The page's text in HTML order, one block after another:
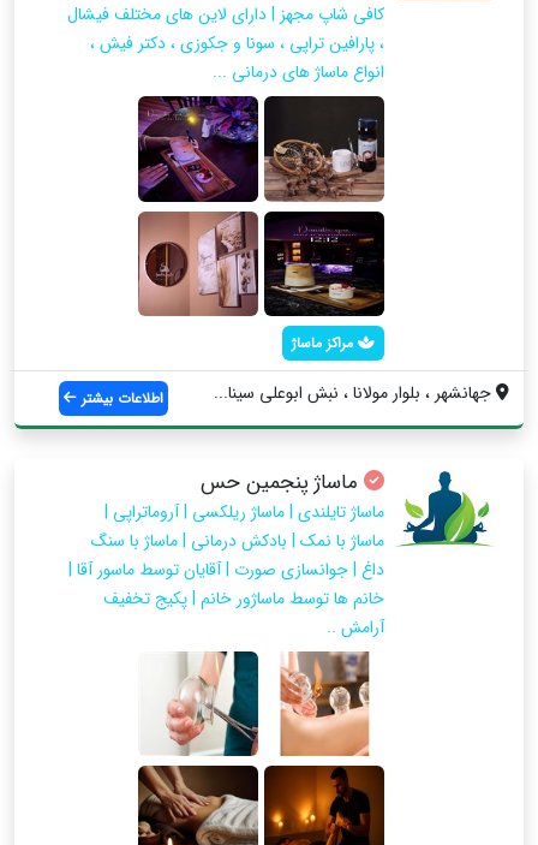
کافی شاپ مجهز | دارای لاین های مختلف فیشال
، پارافين تراپی ، سونا و جکوزی ، دکتر فیش ،
انواع ماساژ های درمانی ...
مراکز ماساژ
جهانشهر ، بلوار مولانا ، نبش ابوعلی سینا... اطلاعات بیشتر
ماساژ پنجمین حس
ماساژ تایلندی | ماساژ ریلکسی | آروماتراپی |
ماساژ با نمک | بادکش درمانی | ماساژ با سنگ
داغ | جوانسازی صورت | آقایان توسط ماسور آقا |
خانم ها توسط ماساژور خانم | پکیج تخفیف
آرامش ..